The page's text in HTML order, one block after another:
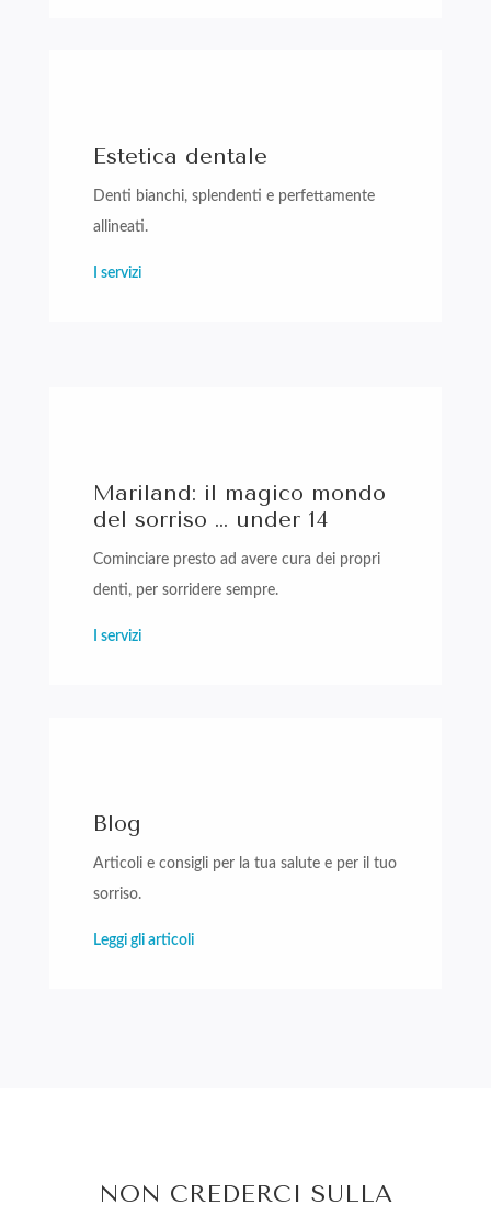
Estetica dentale
Denti bianchi, splendenti e perfettamente
allineati.
I servizi
Mariland: il magico mondo
del sorriso … under 14
Cominciare presto ad avere cura dei propri
denti, per sorridere sempre.
I servizi
Blog
Articoli e consigli per la tua salute e per il tuo
sorriso.
Leggi gli articoli
NON CREDERCI SULLA